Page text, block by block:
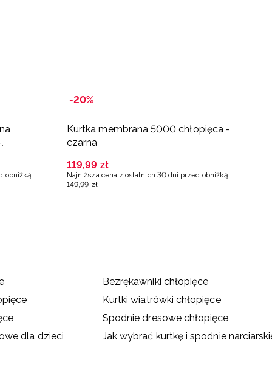
obniżką
-20%
Kurtka membrana 5000 chłopięca -
czarna
119,99 zł
Najniższa cena z ostatnich 30 dni przed obniżką
149 ,99 zł
Bezrękawniki chłopięce
Kurtki wiatrówki chłopięce
Spodnie dresowe chłopięce
dla dzieci Jak wybrać kurtkę i spodnie